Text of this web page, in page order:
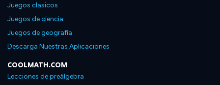
Juegos clasicos
Juegos de ciencia
Juegos de geografía
Descarga Nuestras Aplicaciones
COOLMATH.COM
Lecciones de preálgebra